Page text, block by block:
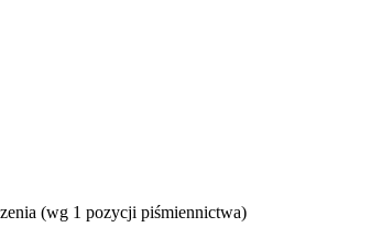
(wg 1 pozycji piśmiennictwa)